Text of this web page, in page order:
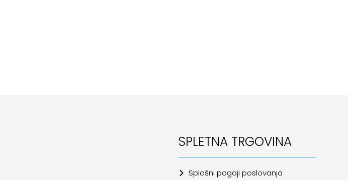
SPLETNA TRGOVINA
Splošni pogoji poslovanja